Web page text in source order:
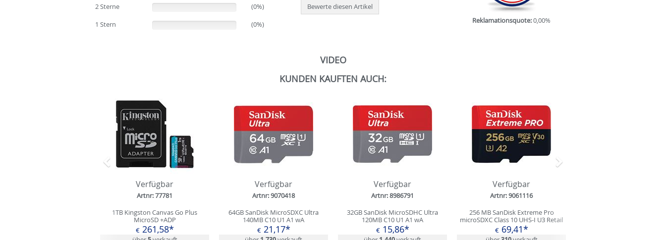
2 Sterne
(0%)
1 Stern
(0%)
Bewerte diesen Artikel
Reklamationsquote:0,00%
VIDEO
KUNDEN KAUFTEN AUCH:
Verfügbar
Artnr: 77781
1TB Kingston Canvas Go Plus
MicroSD +ADP
€261,58*
Verfügbar
Artnr: 9070418
64GB SanDisk MicroSDXC Ultra
140MB C10 U1 A1 wA
€21,17*
Verfügbar
Artnr: 8986791
32GB SanDisk MicroSDHC Ultra
120MB C10 U1 A1 wA
€15,86*
Verfügbar
Artnr: 9061116
256 MB SanDisk Extreme Pro
microSDXC Class 10 UHS-I U3 Retail
€69,41*
Zurück Nächstes